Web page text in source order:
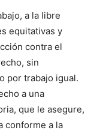
a la libre
equitativas y
contra el
sin
por trabajo igual.
a una
que le asegure,
conforme a la